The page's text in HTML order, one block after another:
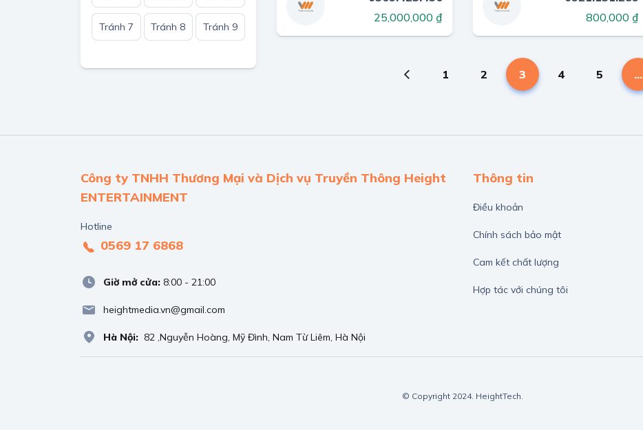
Tránh 7 Tránh 8 Tránh 9
25,000,000 ₫
800,000 ₫
1 2 3 4 5 ...
Công ty TNHH Thương Mại và Dịch vụ Truyền Thông Height
ENTERTAINMENT
Hotline
0569 17 6868
Giờ mở cửa: 8:00 - 21:00
heightmedia.vn@gmail.com
Hà Nội: 82 ,Nguyễn Hoàng, Mỹ Đình, Nam Từ Liêm, Hà Nội
Thông tin
Điều khoản
Chính sách bảo mật
Cam kết chất lượng
Hợp tác với chúng tôi
© Copyright 2024. HeightTech.